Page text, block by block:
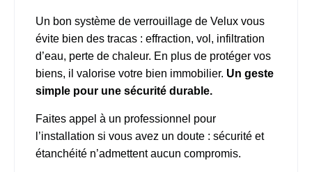
Un bon système de verrouillage de Velux vous
évite bien des tracas : effraction, vol, infiltration
d’eau, perte de chaleur. En plus de protéger vos
biens, il valorise votre bien immobilier. Un geste
simple pour une sécurité durable.
Faites appel à un professionnel pour
l’installation si vous avez un doute : sécurité et
étanchéité n’admettent aucun compromis.